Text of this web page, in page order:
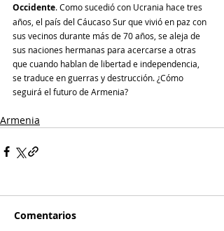
Occidente. Como sucedió con Ucrania hace tres
años, el país del Cáucaso Sur que vivió en paz con
sus vecinos durante más de 70 años, se aleja de
sus naciones hermanas para acercarse a otras
que cuando hablan de libertad e independencia,
se traduce en guerras y destrucción. ¿Cómo
seguirá el futuro de Armenia?
Armenia
Comentarios